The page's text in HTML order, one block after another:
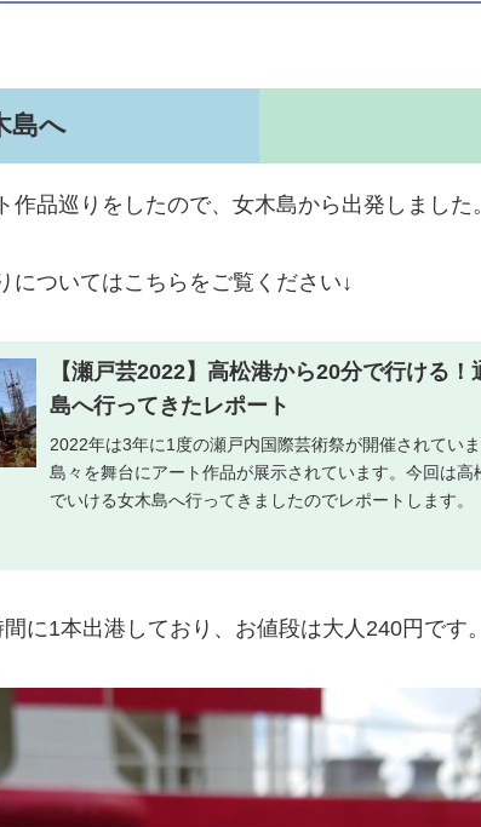
島へ
作品巡りをしたので、女木島から出発しました。
についてはこちらをご覧ください↓
【瀬戸芸2022】高松港から20分で行ける
島へ行ってきたレポート
2022年は3年に1度の瀬戸内国際芸術祭が開催されてい
島々を舞台にアート作品が展示されています。今回は
でいける女木島へ行ってきましたのでレポートします。
に1本出港しており、お値段は大人240円です。